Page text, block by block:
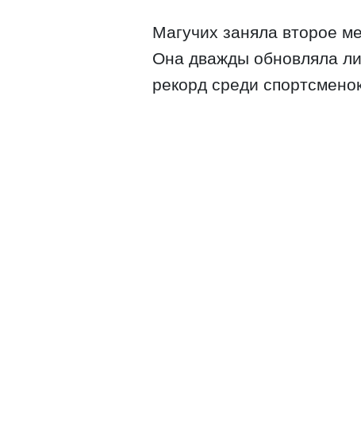
Магучих заняла второе
Она дважды обновляла
рекорд среди